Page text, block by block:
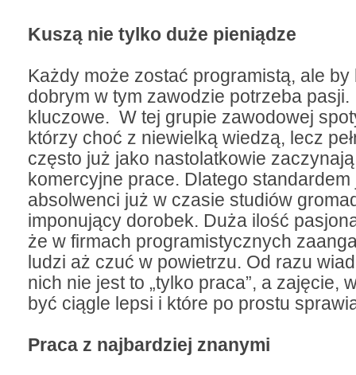
Kuszą nie tylko duże pieniądze
Każdy może zostać programistą, ale
dobrym w tym zawodzie potrzeba pasji.
kluczowe. W tej grupie zawodowej
którzy choć z niewielką wiedzą, lecz
często już jako nastolatkowie
komercyjne prace. Dlatego standardem
absolwenci już w czasie studiów
imponujący dorobek. Duża ilość
że w firmach programistycznych
ludzi aż czuć w powietrzu. Od razu
nich nie jest to „tylko praca”, a zajęcie,
być ciągle lepsi i które po prostu
Praca z najbardziej znanymi